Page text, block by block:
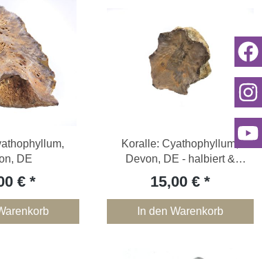
DE
€
Koralle: Cyathophyllum,
Devon, DE - halbiert &
anpoliert
15,00 €
In den Warenkorb